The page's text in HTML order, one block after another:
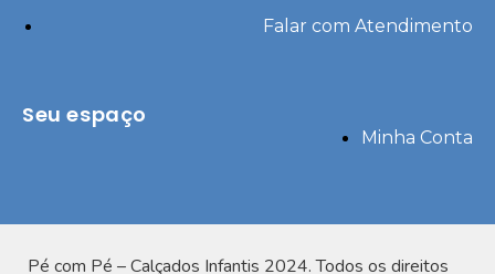
Falar com Atendimento
Seu espaço
Minha Conta
Pé com Pé – Calçados Infantis 2024. Todos os direitos